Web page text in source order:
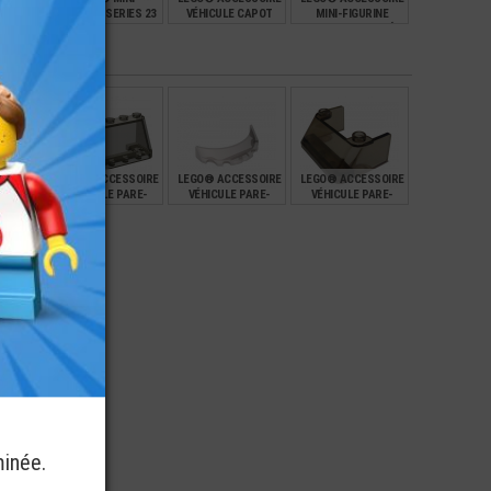
€
FIGURINE SERIES 23
8,90
VÉHICULE CAPOT
MINI-FIGURINE
-
- 1/3
LEGO® ACCESSOIRE
VÉHICULE PARE-
LEGO® ACCESSOIRE
VÉHICULE PARE-
LEGO® ACCESSOIRE
VÉHICULE PARE-